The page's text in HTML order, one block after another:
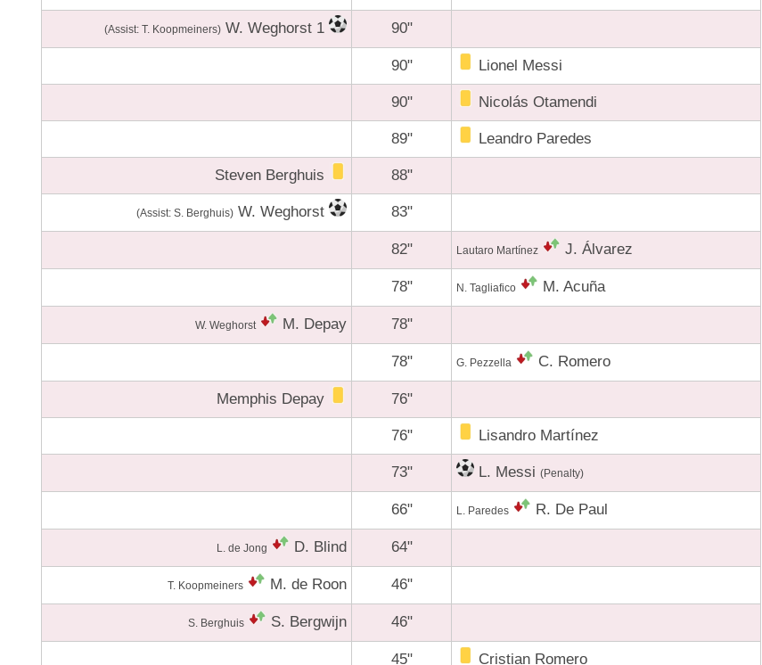
(Assist: T. Koopmeiners) W. Weghorst 1 90"
90" Lionel Messi
90" Nicolás Otamendi
89" Leandro Paredes
Steven Berghuis 88"
(Assist: S. Berghuis) W. Weghorst 83"
82" Lautaro Martínez J. Álvarez
78" N. Tagliafico M. Acuña
W. Weghorst M. Depay 78"
78" G. Pezzella C. Romero
Memphis Depay 76"
76" Lisandro Martínez
73" L. Messi(Penalty)
66" L. Paredes R. De Paul
L. de Jong D. Blind 64"
T. Koopmeiners M. de Roon 46"
S. Berghuis S. Bergwijn 46"
45" Cristian Romero